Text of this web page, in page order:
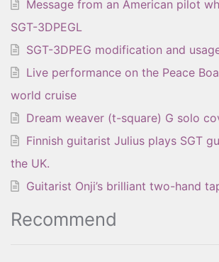
Message from an American pilot
SGT-3DPEGL
SGT-3DPEG modification and
Live performance on the Peace
world cruise
Dream weaver (t-square) G solo
Finnish guitarist Julius plays SGT
the UK.
Guitarist Onji’s brilliant two-hand
Recommend